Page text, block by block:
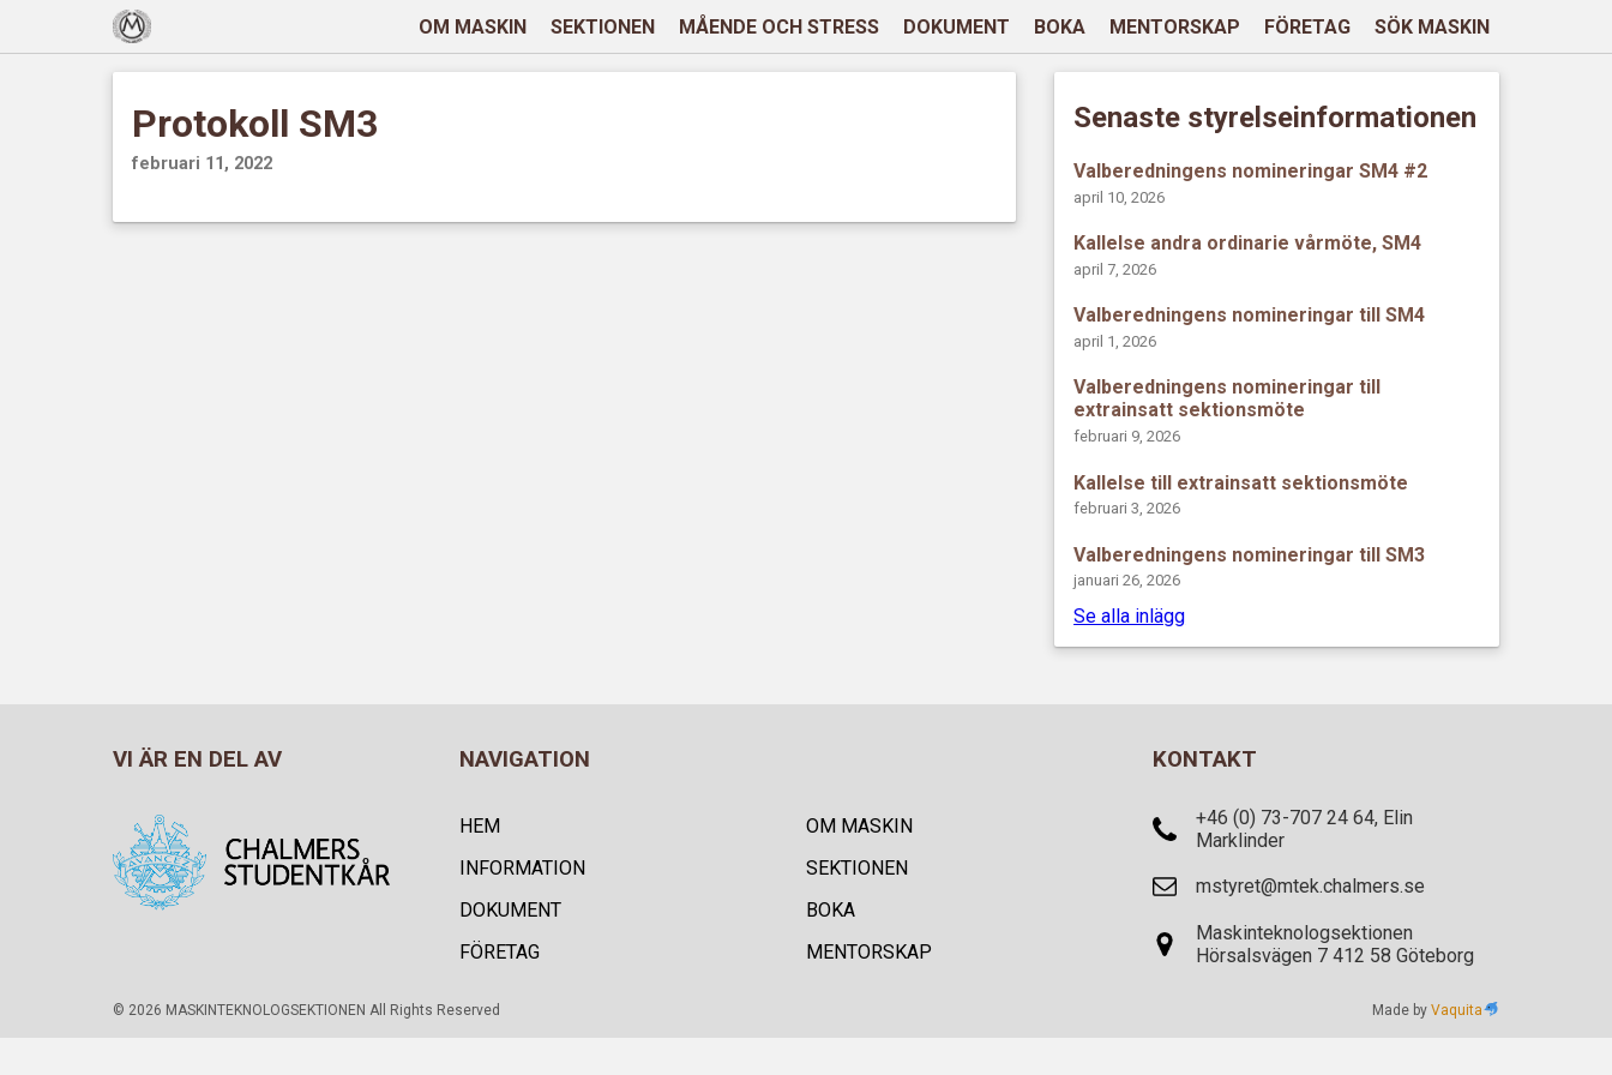
OM MASKIN SEKTIONEN MÅENDE OCH STRESS DOKUMENT BOKA MENTORSKAP FÖRETAG SÖK MASKIN
Protokoll SM3
februari 11, 2022
Senaste styrelseinformationen
Valberedningens nomineringar SM4 #2
april 10, 2026
Kallelse andra ordinarie vårmöte, SM4
april 7, 2026
Valberedningens nomineringar till SM4
april 1, 2026
Valberedningens nomineringar till
extrainsatt sektionsmöte
februari 9, 2026
Kallelse till extrainsatt sektionsmöte
februari 3, 2026
Valberedningens nomineringar till SM3
januari 26, 2026
Se alla inlägg
VI ÄR EN DEL AV NAVIGATION
HEM
OM MASKIN
INFORMATION
SEKTIONEN
DOKUMENT
BOKA
FÖRETAG
MENTORSKAP
KONTAKT
+46 (0) 73-707 24 64, Elin
Marklinder
mstyret@mtek.chalmers.se
Maskinteknologsektionen
Hörsalsvägen 7 412 58 Göteborg
© 2026 MASKINTEKNOLOGSEKTIONEN All Rights Reserved Made byVaquita